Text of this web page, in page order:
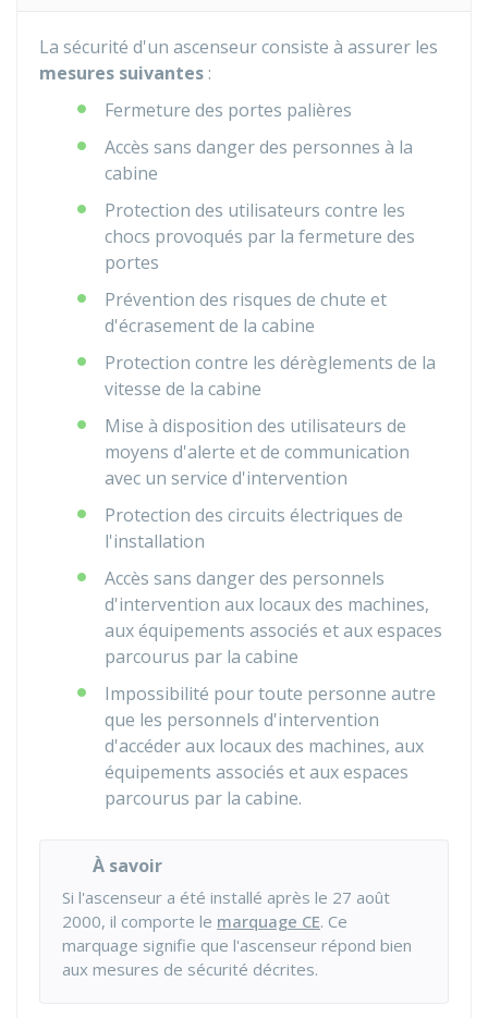
La sécurité d'un ascenseur consiste à assurer les
mesures suivantes :
Fermeture des portes palières
Accès sans danger des personnes à la
cabine
Protection des utilisateurs contre les
chocs provoqués par la fermeture des
portes
Prévention des risques de chute et
d'écrasement de la cabine
Protection contre les dérèglements de la
vitesse de la cabine
Mise à disposition des utilisateurs de
moyens d'alerte et de communication
avec un service d'intervention
Protection des circuits électriques de
l'installation
Accès sans danger des personnels
d'intervention aux locaux des machines,
aux équipements associés et aux espaces
parcourus par la cabine
Impossibilité pour toute personne autre
que les personnels d'intervention
d'accéder aux locaux des machines, aux
équipements associés et aux espaces
parcourus par la cabine.
À savoir
Si l'ascenseur a été installé après le 27 août
2000, il comporte le marquage CE. Ce
marquage signifie que l'ascenseur répond bien
aux mesures de sécurité décrites.